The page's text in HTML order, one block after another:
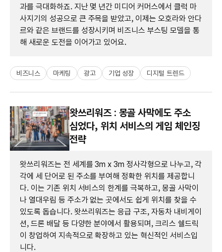
과를 극대화하죠. 지난 몇 년간 미디어 커머스에서 클럭 마
사지기의 성공으로 큰 주목을 받았고, 이제는 오호라와 안다
르와 같은 브랜드를 성장시키며 비즈니스 부스팅 모델을 통
해 새로운 도전을 이어가고 있어요.
비즈니스 마케팅 광고 기업 성장 디지털 트렌드
왓쓰리워즈 : 몽골 사막에도 주소
심었다, 위치 서비스의 게임 체인징
전략
왓쓰리워즈는 전 세계를 3m x 3m 정사각형으로 나누고, 각
각에 세 단어로 된 주소를 부여해 정확한 위치를 제공합니
다. 이는 기존 위치 서비스의 한계를 극복하고, 몽골 사막이
나 열대우림 등 주소가 없는 곳에서도 쉽게 위치를 찾을 수
있도록 돕습니다. 왓쓰리워즈는 응급 구조, 자동차 내비게이
션, 드론 배달 등 다양한 분야에서 활용되며, 크리스 쉘드릭
이 창업하여 지속적으로 확장하고 있는 혁신적인 서비스입
니다.